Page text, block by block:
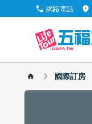
call 網路電話 location_on
國際訂房